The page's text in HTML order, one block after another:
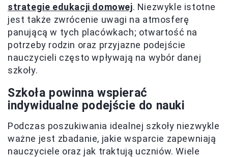
strategie edukacji domowej. Niezwykle istotne
jest także zwrócenie uwagi na atmosferę
panującą w tych placówkach; otwartość na
potrzeby rodzin oraz przyjazne podejście
nauczycieli często wpływają na wybór danej
szkoły.
Szkoła powinna wspierać
indywidualne podejście do nauki
Podczas poszukiwania idealnej szkoły niezwykle
ważne jest zbadanie, jakie wsparcie zapewniają
nauczyciele oraz jak traktują uczniów. Wiele